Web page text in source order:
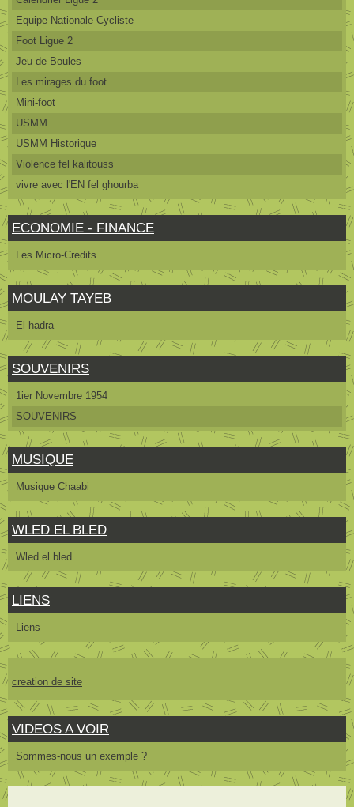
Equipe Nationale Cycliste
Foot Ligue 2
Jeu de Boules
Les mirages du foot
Mini-foot
USMM
USMM Historique
Violence fel kalitouss
vivre avec l'EN fel ghourba
ECONOMIE - FINANCE
Les Micro-Credits
MOULAY TAYEB
El hadra
SOUVENIRS
1ier Novembre 1954
SOUVENIRS
MUSIQUE
Musique Chaabi
WLED EL BLED
Wled el bled
LIENS
Liens
creation de site
VIDEOS A VOIR
Sommes-nous un exemple ?